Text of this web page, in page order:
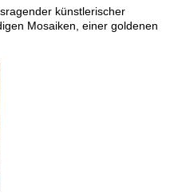
künstlerischer
Mosaiken, einer goldenen